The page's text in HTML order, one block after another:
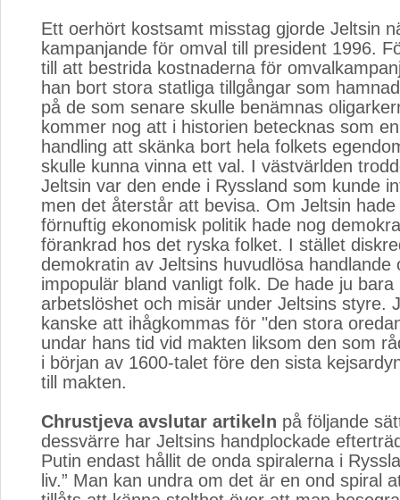
Ett oerhört kostsamt misstag gjorde Jeltsin
kampanjande för omval till president 1996.
till att bestrida kostnaderna för
han bort stora statliga tillgångar som
på de som senare skulle benämnas
kommer nog att i historien betecknas som
handling att skänka bort hela folkets
skulle kunna vinna ett val. I västvärlden
Jeltsin var den ende i Ryssland som kunde
men det återstår att bevisa. Om Jeltsin
förnuftig ekonomisk politik hade nog
förankrad hos det ryska folket. I stället
demokratin av Jeltsins huvudlösa handlande
impopulär bland vanligt folk. De hade ju bara
arbetslöshet och misär under Jeltsins styre.
kanske att ihågkommas för "den stora
undar hans tid vid makten liksom den som
i början av 1600-talet före den sista
till makten.
Chrustjeva avslutar artikeln på följande
dessvärre har Jeltsins handplockade
Putin endast hållit de onda spiralerna i
liv.” Man kan undra om det är en ond spiral